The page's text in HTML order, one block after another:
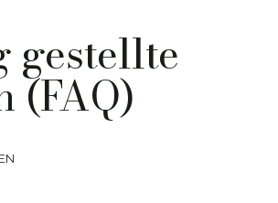
gestellte
(FAQ)